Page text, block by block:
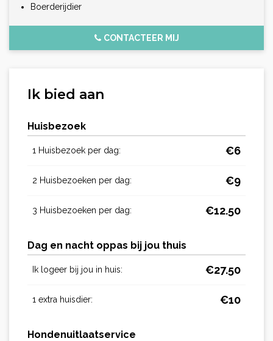
Boerderijdier
CONTACTEER MIJ
Ik bied aan
Huisbezoek
1 Huisbezoek per dag: €6
2 Huisbezoeken per dag: €9
3 Huisbezoeken per dag: €12.50
Dag en nacht oppas bij jou thuis
Ik logeer bij jou in huis: €27.50
1 extra huisdier: €10
Hondenuitlaatservice